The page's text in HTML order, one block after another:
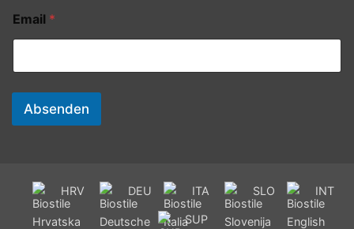
Email *
Absenden
HRV DEU ITA SLO INT
SUP